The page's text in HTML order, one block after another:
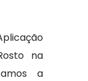
na
a